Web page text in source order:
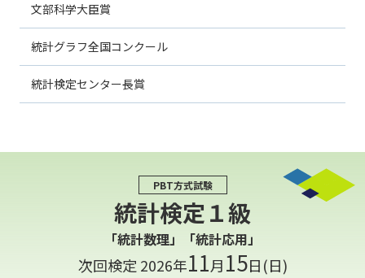
文部科学大臣賞
統計グラフ全国コンクール
統計検定センター長賞
PBT方式試験
統計検定１級
「統計数理」「統計応用」
次回検定 2026年11月15日(日)